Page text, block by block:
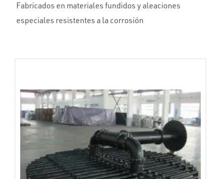
Fabricados en materiales fundidos y aleaciones
especiales resistentes a la corrosión